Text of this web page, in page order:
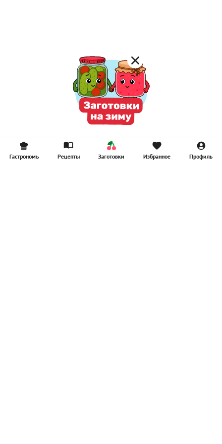
Гастрономъ Рецепты Заготовки Избранное Профиль